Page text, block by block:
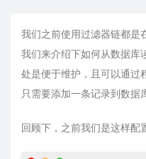
我们之前使用过滤器链都是
我们来介绍下如何从数据库
处是便于维护，且可以通过
只需要添加一条记录到数据
回顾下，之前我们是这样配